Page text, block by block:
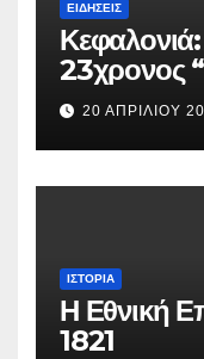
ΕΙΔΉΣΕΙΣ
Κεφαλονιά:
23χρονος
Μυρτούς
20 ΑΠΡΙΛΊΟΥ
ΙΣΤΟΡΊΑ
Η Εθνική
1821